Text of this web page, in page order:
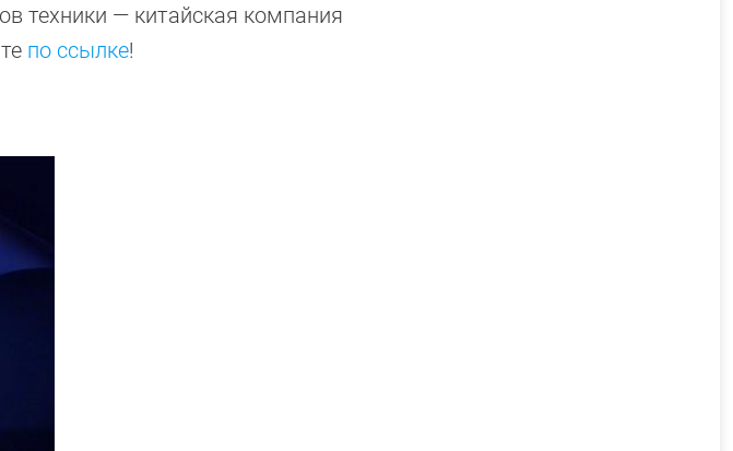
техники — китайская компания
по ссылке!